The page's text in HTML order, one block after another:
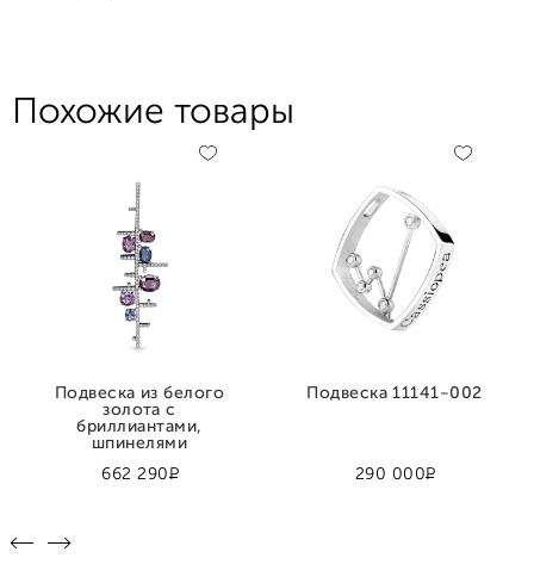
Похожие товары
662 290Р
Подвеска из белого
золота с
бриллиантами,
шпинелями
290 000Р
Подвеска 11141-002